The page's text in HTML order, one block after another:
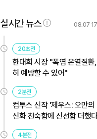
실시간 뉴스 08.07
20초전
한대희 시장 "폭염 온열질환
히 예방할 수 있어"
2분전
컴투스 신작 '제우스: 오만
신화 친숙함에 신선함 더했
4분전